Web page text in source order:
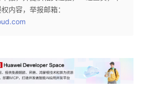
内容，举报邮箱：